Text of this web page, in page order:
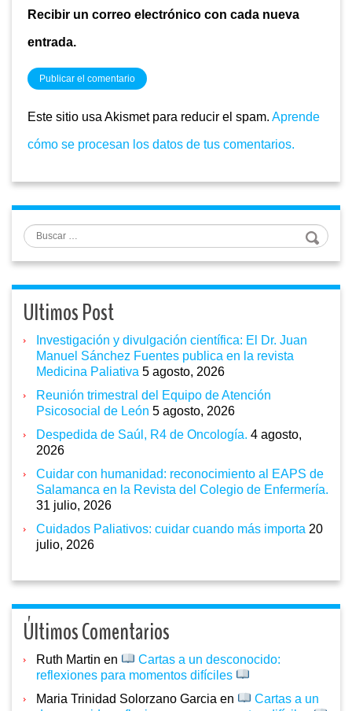
Recibir un correo electrónico con cada nueva
entrada.
Este sitio usa Akismet para reducir el spam. Aprende
cómo se procesan los datos de tus comentarios.
Buscar
Ultimos Post
Investigación y divulgación científica: El Dr. Juan
Manuel Sánchez Fuentes publica en la revista
Medicina Paliativa 5 agosto, 2026
Reunión trimestral del Equipo de Atención
Psicosocial de León 5 agosto, 2026
Despedida de Saúl, R4 de Oncología. 4 agosto,
2026
Cuidar con humanidad: reconocimiento al EAPS de
Salamanca en la Revista del Colegio de Enfermería.
31 julio, 2026
Cuidados Paliativos: cuidar cuando más importa 20
julio, 2026
Últimos Comentarios
Ruth Martin en
Cartas a un desconocido:
reflexiones para momentos difíciles
Maria Trinidad Solorzano Garcia en
Cartas a un